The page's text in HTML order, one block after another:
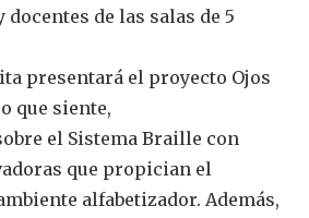
de las salas de 5
presentará el proyecto Ojos
que siente,
el Sistema Braille con
que propician el
alfabetizador. Además,